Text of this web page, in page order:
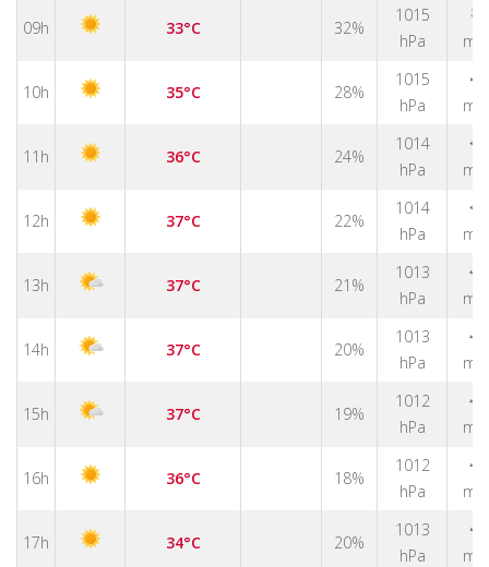
09h 33°C 32%
1015
hPa
↑
m/s
10h 35°C 28%
1015
hPa
↑
m/s
11h 36°C 24%
1014
hPa
↑
m/s
12h 37°C 22%
1014
hPa
↑
m/s
13h 37°C 21%
1013
hPa
↑
m/s
14h 37°C 20%
1013
hPa
↑
m/s
15h 37°C 19%
1012
hPa
↑
m/s
16h 36°C 18%
1012
hPa
↑
m/s
17h 34°C 20%
1013
hPa
↑
m/s